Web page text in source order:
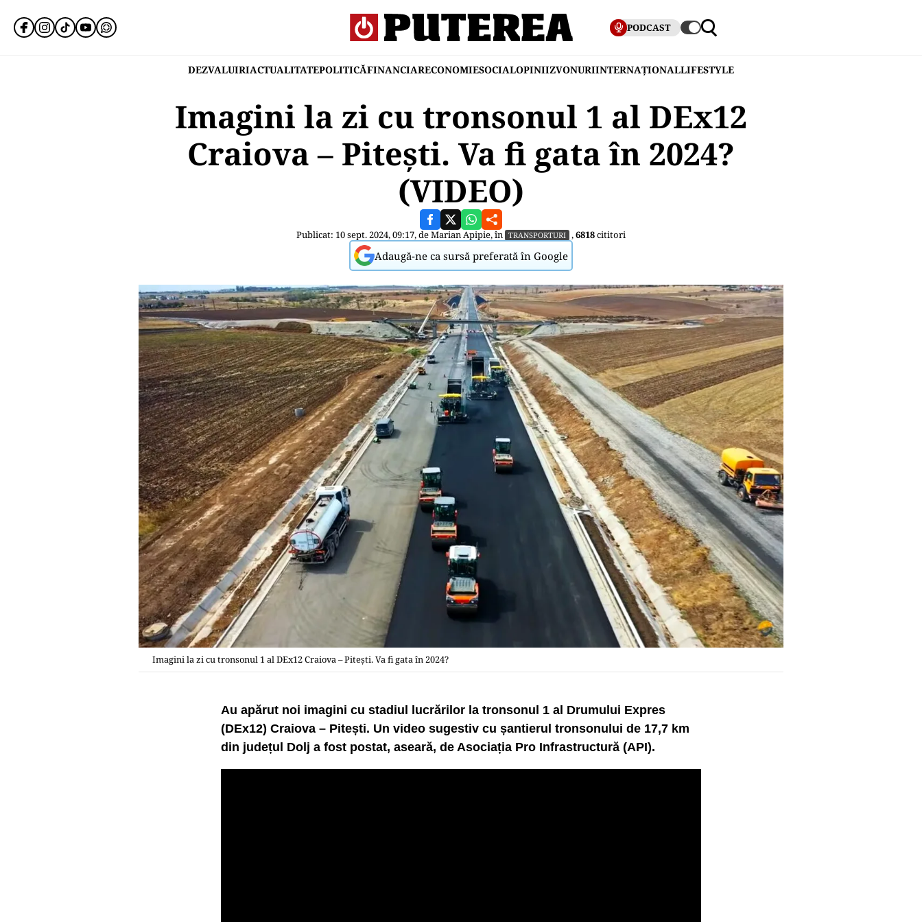
PODCAST
DEZVALUIRIACTUALITATEPOLITICĂFINANCIARECONOMIESOCIALOPINIIZVONURIINTERNAȚIONALLIFESTYLE
Imagini la zi cu tronsonul 1 al DEx12
Craiova – Pitești. Va fi gata în 2024?
(VIDEO)
Publicat: 10 sept. 2024, 09:17, deMarian Apipie, în TRANSPORTURI ,6818cititori
Adaugă-ne ca sursă preferată în Google
Imagini la zi cu tronsonul 1 al DEx12 Craiova – Pitești. Va fi gata în 2024?
Au apărut noi imagini cu stadiul lucrărilor la tronsonul 1 al Drumului Expres
(DEx12) Craiova – Pitești. Un video sugestiv cu șantierul tronsonului de 17,7 km
din județul Dolj a fost postat, aseară, de Asociația Pro Infrastructură (API).